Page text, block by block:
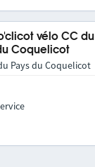
vélo CC du
Coquelicot
Pays du Coquelicot